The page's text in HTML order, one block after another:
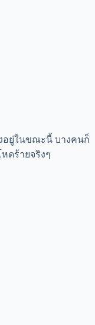
อยู่ในขณะนี้ บางคนก็
ดร้ายจริงๆ